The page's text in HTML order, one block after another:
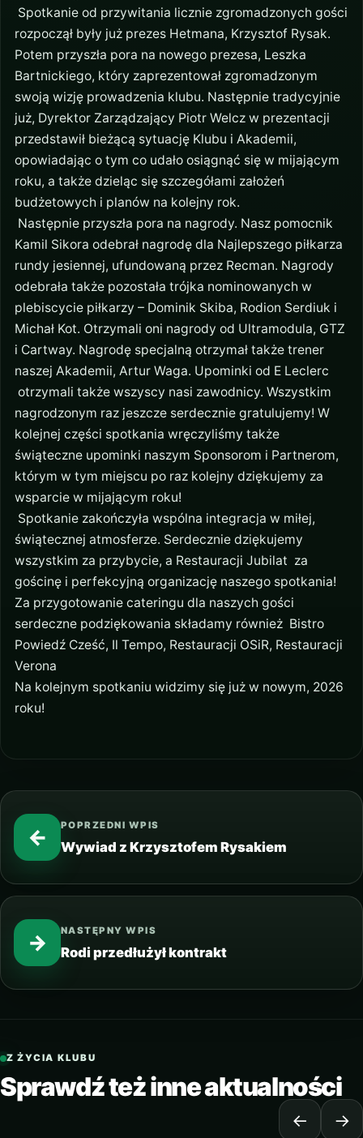
Spotkanie od przywitania licznie zgromadzonych gości
rozpoczął były już prezes Hetmana, Krzysztof Rysak.
Potem przyszła pora na nowego prezesa, Leszka
Bartnickiego, który zaprezentował zgromadzonym
swoją wizję prowadzenia klubu. Następnie tradycyjnie
już, Dyrektor Zarządzający Piotr Welcz w prezentacji
przedstawił bieżącą sytuację Klubu i Akademii,
opowiadając o tym co udało osiągnąć się w mijającym
roku, a także dzieląc się szczegółami założeń
budżetowych i planów na kolejny rok.
Następnie przyszła pora na nagrody. Nasz pomocnik
Kamil Sikora odebrał nagrodę dla Najlepszego piłkarza
rundy jesiennej, ufundowaną przez Recman. Nagrody
odebrała także pozostała trójka nominowanych w
plebiscycie piłkarzy – Dominik Skiba, Rodion Serdiuk i
Michał Kot. Otrzymali oni nagrody od Ultramodula, GTZ
i Cartway. Nagrodę specjalną otrzymał także trener
naszej Akademii, Artur Waga. Upominki od E Leclerc
otrzymali także wszyscy nasi zawodnicy. Wszystkim
nagrodzonym raz jeszcze serdecznie gratulujemy! W
kolejnej części spotkania wręczyliśmy także
świąteczne upominki naszym Sponsorom i Partnerom,
którym w tym miejscu po raz kolejny dziękujemy za
wsparcie w mijającym roku!
Spotkanie zakończyła wspólna integracja w miłej,
świątecznej atmosferze. Serdecznie dziękujemy
wszystkim za przybycie, a Restauracji Jubilat za
gościnę i perfekcyjną organizację naszego spotkania!
Za przygotowanie cateringu dla naszych gości
serdeczne podziękowania składamy również Bistro
Powiedź Cześć, Il Tempo, Restauracji OSiR, Restauracji
Verona
Na kolejnym spotkaniu widzimy się już w nowym, 2026
roku!
← POPRZEDNI WPIS
Wywiad z Krzysztofem Rysakiem
NASTĘPNY WPIS
Rodi przedłużył kontrakt
→
Z ŻYCIA KLUBU
Sprawdź też inne aktualności
← →